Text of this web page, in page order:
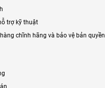
trợ kỹ thuật
chĩnh hãng và bảo vệ bản quyền